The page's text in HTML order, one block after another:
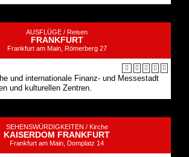
AUSFLÜGE / Reisen
FRANKFURT
Frankfurt am Main, Römerberg 27
und internationale Finanz- und Messestadt
und kulturellen Zentren.
SEHENSWÜRDIGKEITEN / Kirche
KAISERDOM FRANKFURT
Frankfurt am Main, Domplatz 14